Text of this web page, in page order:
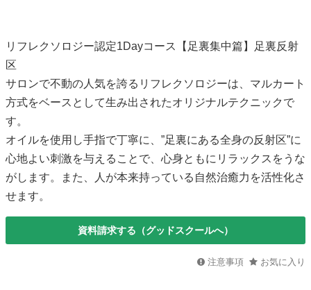
リフレクソロジー認定1Dayコース【足裏集中篇】足裏反射
区
サロンで不動の人気を誇るリフレクソロジーは、マルカート
方式をベースとして生み出されたオリジナルテクニックで
す。
オイルを使用し手指で丁寧に、”足裏にある全身の反射区”に
心地よい刺激を与えることで、心身ともにリラックスをうな
がします。また、人が本来持っている自然治癒力を活性化さ
せます。
資料請求する（グッドスクールへ）
注意事項 お気に入り